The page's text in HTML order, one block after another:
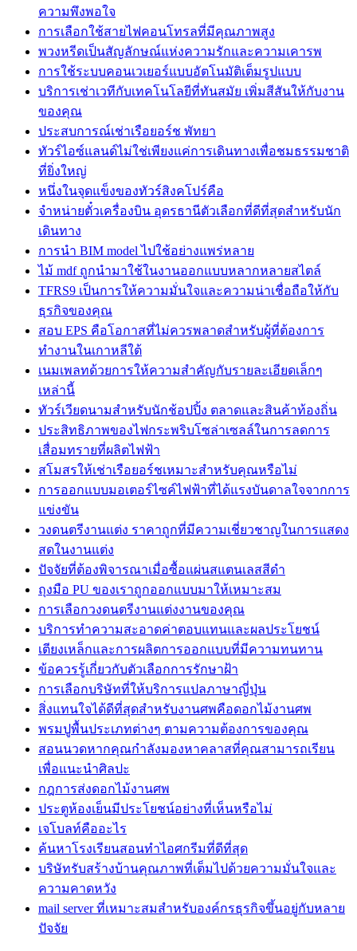
ความพึงพอใจ
การเลือกใช้สายไฟคอนโทรลที่มีคุณภาพสูง
พวงหรีดเป็นสัญลักษณ์แห่งความรักและความเคารพ
การใช้ระบบคอนเวเยอร์แบบอัตโนมัติเต็มรูปแบบ
บริการเช่าเวทีกับเทคโนโลยีที่ทันสมัย เพิ่มสีสันให้กับงาน
ของคุณ
ประสบการณ์เช่าเรือยอร์ช พัทยา
ทัวร์ไอซ์แลนด์ไม่ใช่เพียงแค่การเดินทางเพื่อชมธรรมชาติ
ที่ยิ่งใหญ่
หนึ่งในจุดแข็งของทัวร์สิงคโปร์คือ
จำหน่ายตั๋วเครื่องบิน อุดรธานีตัวเลือกที่ดีที่สุดสำหรับนัก
เดินทาง
การนำ BIM model ไปใช้อย่างแพร่หลาย
ไม้ mdf ถูกนำมาใช้ในงานออกแบบหลากหลายสไตล์
TFRS9 เป็นการให้ความมั่นใจและความน่าเชื่อถือให้กับ
ธุรกิจของคุณ
สอบ EPS คือโอกาสที่ไม่ควรพลาดสำหรับผู้ที่ต้องการ
ทำงานในเกาหลีใต้
เนมเพลทด้วยการให้ความสำคัญกับรายละเอียดเล็กๆ
เหล่านี้
ทัวร์เวียดนามสำหรับนักช้อปปิ้ง ตลาดและสินค้าท้องถิ่น
ประสิทธิภาพของไฟกระพริบโซล่าเซลล์ในการลดการ
เสื่อมทรายที่ผลิตไฟฟ้า
สโมสรให้เช่าเรือยอร์ชเหมาะสำหรับคุณหรือไม่
การออกแบบมอเตอร์ไซค์ไฟฟ้าที่ได้แรงบันดาลใจจากการ
แข่งขัน
วงดนตรีงานแต่ง ราคาถูกที่มีความเชี่ยวชาญในการแสดง
สดในงานแต่ง
ปัจจัยที่ต้องพิจารณาเมื่อซื้อแผ่นสแตนเลสสีดำ
ถุงมือ PU ของเราถูกออกแบบมาให้เหมาะสม
การเลือกวงดนตรีงานแต่งงานของคุณ
บริการทำความสะอาดค่าตอบแทนและผลประโยชน์
เตียงเหล็กและการผลิตการออกแบบที่มีความทนทาน
ข้อควรรู้เกี่ยวกับตัวเลือกการรักษาฝ้า
การเลือกบริษัทที่ให้บริการแปลภาษาญี่ปุ่น
สิ่งแทนใจได้ดีที่สุดสำหรับงานศพคือดอกไม้งานศพ
พรมปูพื้นประเภทต่างๆ ตามความต้องการของคุณ
สอนนวดหากคุณกำลังมองหาคลาสที่คุณสามารถเรียน
เพื่อแนะนำศิลปะ
กฎการส่งดอกไม้งานศพ
ประตูห้องเย็นมีประโยชน์อย่างที่เห็นหรือไม่
เจโบลท์คืออะไร
ค้นหาโรงเรียนสอนทำไอศกรีมที่ดีที่สุด
บริษัทรับสร้างบ้านคุณภาพที่เต็มไปด้วยความมั่นใจและ
ความคาดหวัง
mail server ที่เหมาะสมสำหรับองค์กรธุรกิจขึ้นอยู่กับหลาย
ปัจจัย